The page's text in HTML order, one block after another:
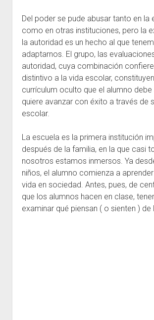
Del poder se pude abusar tanto en la
como en otras instituciones, pero la
la autoridad es un hecho al que
adaptarnos. El grupo, las
autoridad, cuya combinación
distintivo a la vida escolar,
currículum oculto que el alumno debe
quiere avanzar con éxito a través de
escolar.
La escuela es la primera institución
después de la familia, en la que casi
nosotros estamos inmersos. Ya
niños, el alumno comienza a
vida en sociedad. Antes, pues, de
que los alumnos hacen en clase,
examinar qué piensan ( o sienten ) de